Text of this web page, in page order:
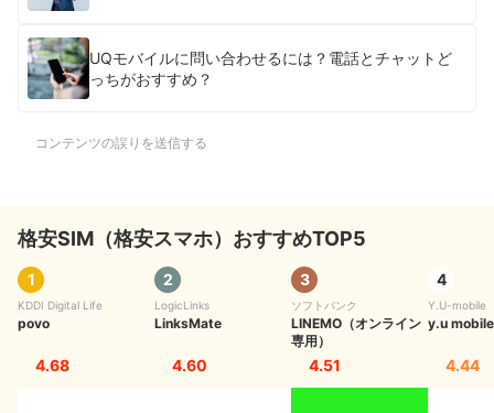
UQモバイルに問い合わせるには？電話とチャットど
っちがおすすめ？
コンテンツの誤りを送信する
格安SIM（格安スマホ）おすすめTOP5
1
KDDI Digital Life
povo
4.68
2
LogicLinks
LinksMate
4.60
3
ソフトバンク
LINEMO（オンライン
専用）
4.51
4
Y.U-mobile
y.u mobile
4.44